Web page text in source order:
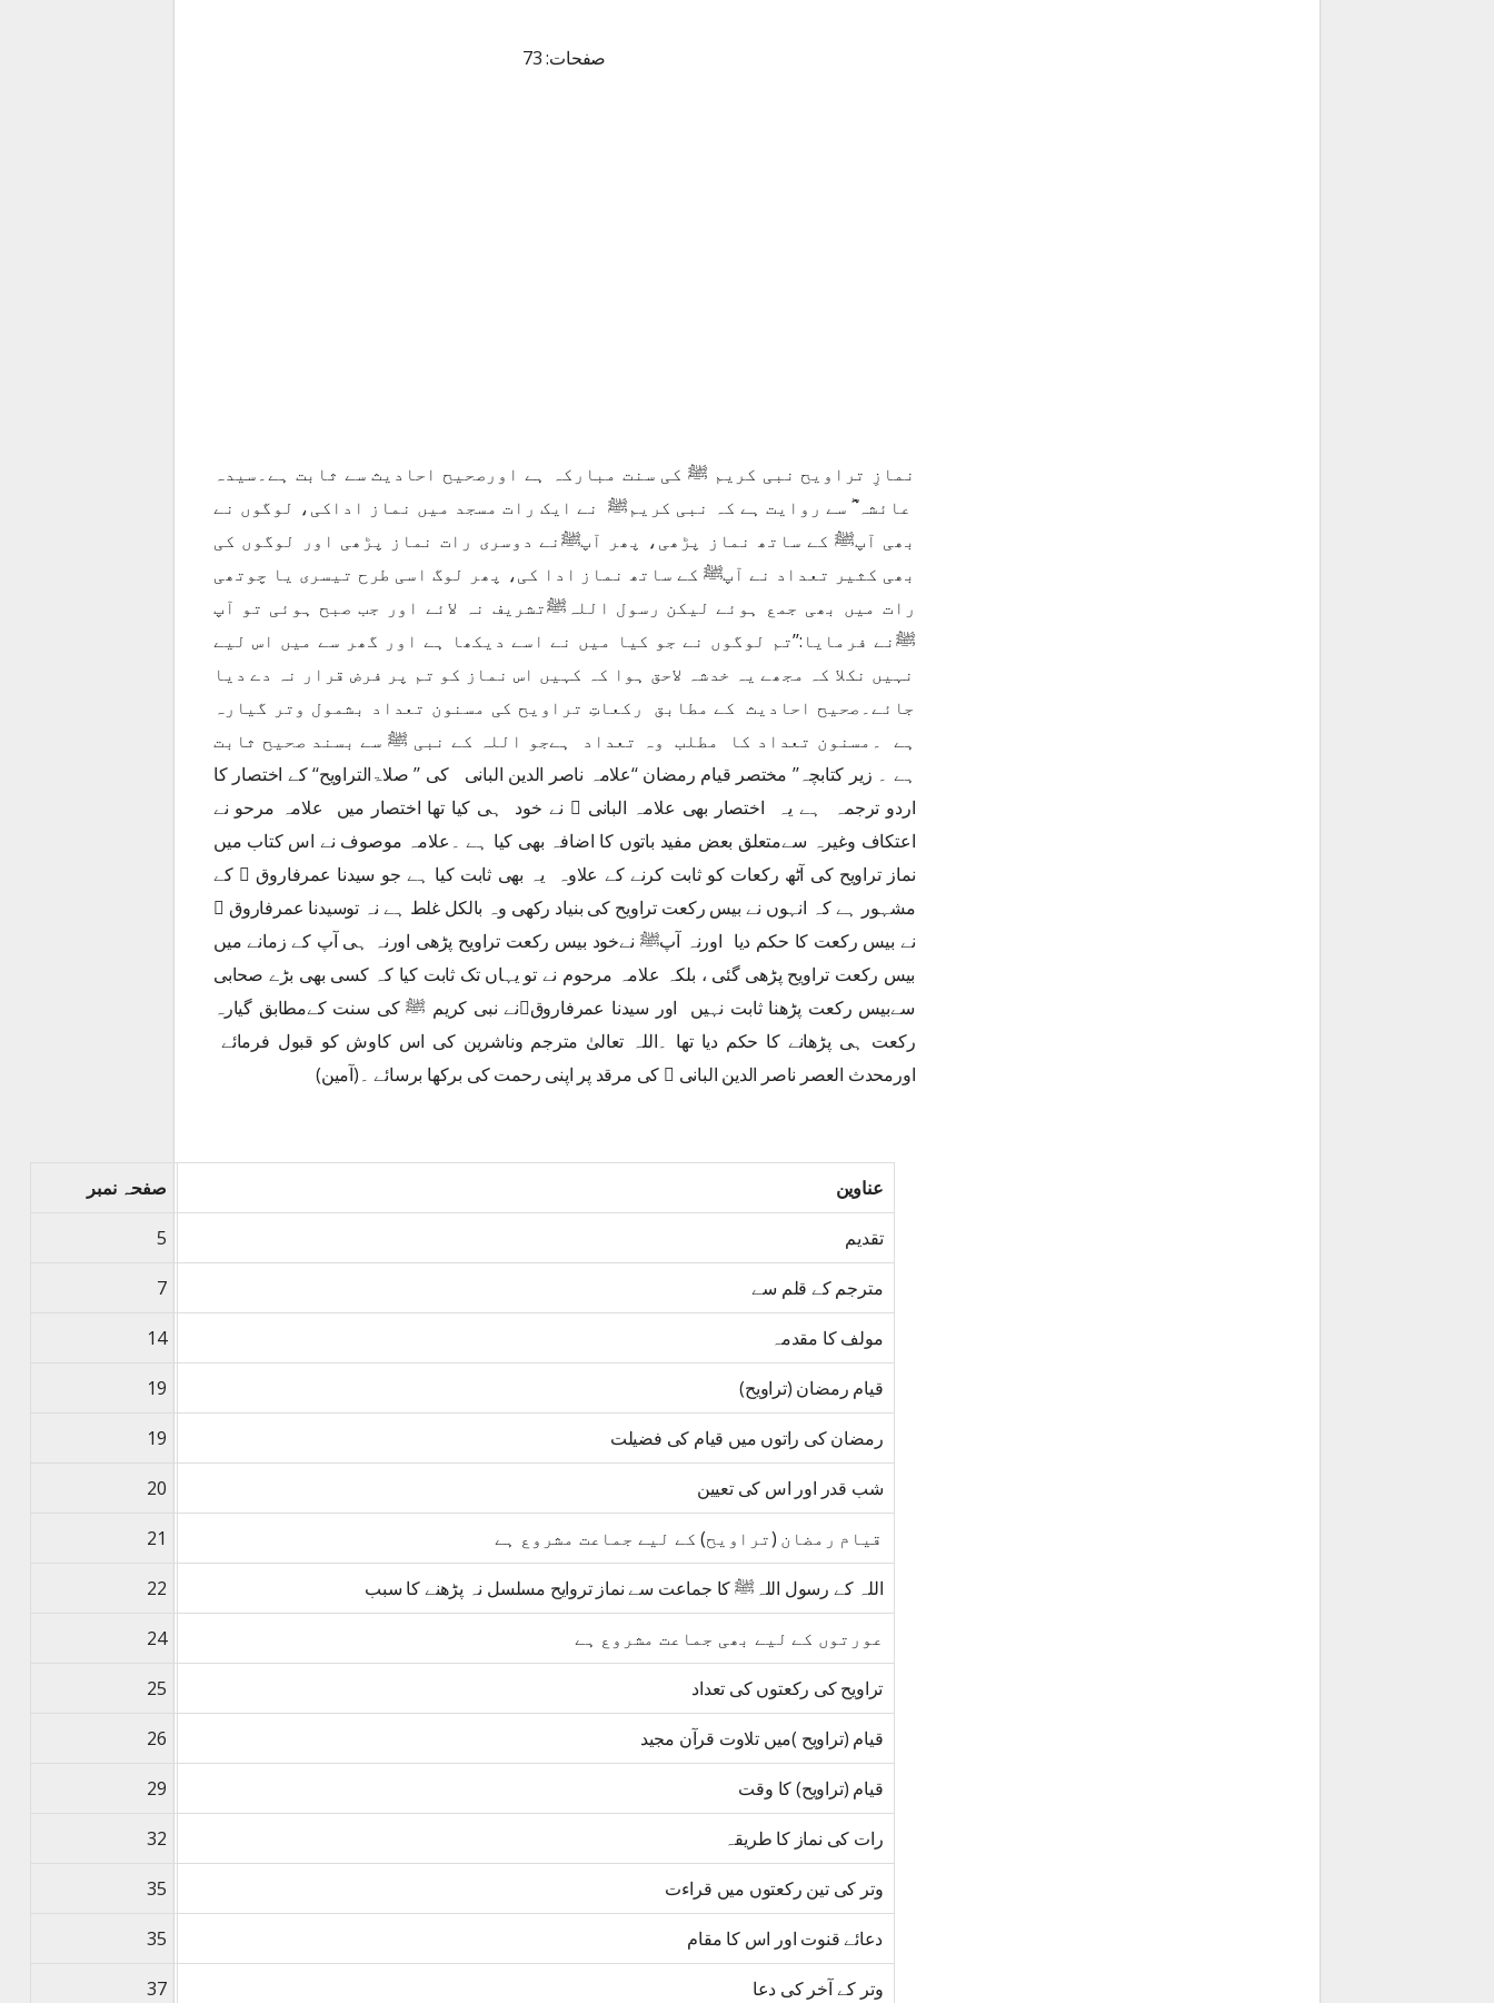
صفحات: 73
نمازِ تراویح نبی کریم ﷺ کی سنت مبارکہ ہے اورصحیح احادیث سے ثابت ہے۔سیدہ
عائشہ ؓ سے روایت ہے کہ نبی کریمﷺ نے ایک رات مسجد میں نماز اداکی، لوگوں نے
بھی آپﷺ کے ساتھ نماز پڑھی، پھر آپﷺنے دوسری رات نماز پڑھی اور لوگوں کی
بھی کثیر تعداد نے آپﷺ کے ساتھ نماز ادا کی، پھر لوگ اسی طرح تیسری یا چوتھی
رات میں بھی جمع ہوئے لیکن رسول اللہﷺتشریف نہ لائے اور جب صبح ہوئی تو آپ
ﷺنے فرمایا:’’تم لوگوں نے جو کیا میں نے اسے دیکھا ہے اور گھر سے میں اس لیے
نہیں نکلا کہ مجھے یہ خدشہ لاحق ہوا کہ کہیں اس نماز کو تم پر فرض قرار نہ دے دیا
جائے۔صحیح احادیث کے مطابق رکعاتِ تراویح کی مسنون تعداد بشمول وتر گیارہ
ہے ۔مسنون تعداد کا مطلب وہ تعداد ہےجو اللہ کے نبی ﷺ سے بسند صحیح ثابت
ہے ۔ زیر کتابچہ’’ مختصر قیام رمضان ‘‘علامہ ناصر الدین البانی کی ’’ صلاۃالتراویح‘‘ کے اختصار کا
اردو ترجمہ ہے یہ اختصار بھی علامہ البانی ﷫ نے خود ہی کیا تھا اختصار میں علامہ مرحو نے
اعتکاف وغیرہ سےمتعلق بعض مفید باتوں کا اضافہ بھی کیا ہے ۔علامہ موصوف نے اس کتاب میں
نماز تراویح کی آٹھ رکعات کو ثابت کرنے کے علاوہ یہ بھی ثابت کیا ہے جو سیدنا عمرفاروق ﷜ کے
مشہور ہے کہ انہوں نے بیس رکعت تراویح کی بنیاد رکھی وہ بالکل غلط ہے نہ توسیدنا عمرفاروق ﷜
نے بیس رکعت کا حکم دیا اورنہ آپﷺ نےخود بیس رکعت تراویح پڑھی اورنہ ہی آپ کے زمانے میں
بیس رکعت تراویح پڑھی گئی ، بلکہ علامہ مرحوم نے تو یہاں تک ثابت کیا کہ کسی بھی بڑے صحابی
سےبیس رکعت پڑھنا ثابت نہیں اور سیدنا عمرفاروق﷜نے نبی کریم ﷺ کی سنت کےمطابق گیارہ
رکعت ہی پڑھانے کا حکم دیا تھا ۔اللہ تعالیٰ مترجم وناشرین کی اس کاوش کو قبول فرمائے
اورمحدث العصر ناصر الدین البانی ﷫ کی مرقد پر اپنی رحمت کی برکھا برسائے ۔(آمین)
عناوین صفحہ نمبر
تقدیم 5
مترجم کے قلم سے 7
مولف کا مقدمہ 14
قیام رمضان (تراویح) 19
رمضان کی راتوں میں قیام کی فضیلت 19
شب قدر اور اس کی تعیین 20
قیام رمضان (تراویح) کے لیے جماعت مشروع ہے 21
اللہ کے رسول اللہﷺ کا جماعت سے نماز تروایح مسلسل نہ پڑھنے کا سبب 22
عورتوں کے لیے بھی جماعت مشروع ہے 24
تراویح کی رکعتوں کی تعداد 25
قیام (تراویح )میں تلاوت قرآن مجید 26
قیام (تراویح) کا وقت 29
رات کی نماز کا طریقہ 32
وتر کی تین رکعتوں میں قراءت 35
دعائے قنوت اور اس کا مقام 35
وتر کے آخر کی دعا 37